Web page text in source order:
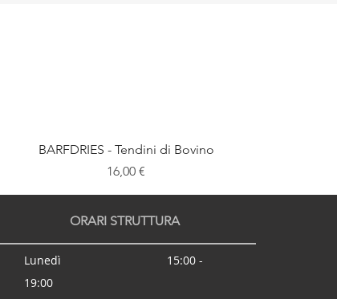
BARFDRIES - Tendini di Bovino
Prezzo
16,00 €
ORARI STRUTTURA
Lunedì 15:00 -
19:00